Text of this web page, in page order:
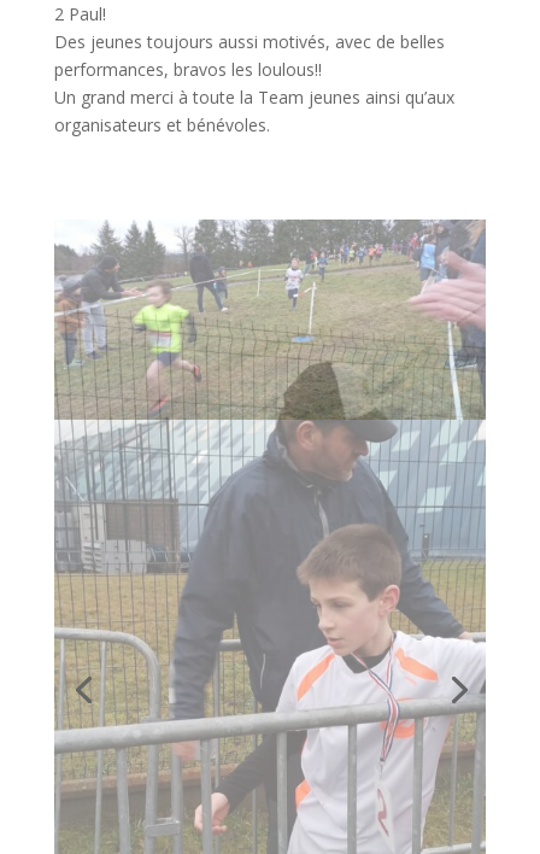
2 Paul!
Des jeunes toujours aussi motivés, avec de belles
performances, bravos les loulous!!
Un grand merci à toute la Team jeunes ainsi qu’aux
organisateurs et bénévoles.